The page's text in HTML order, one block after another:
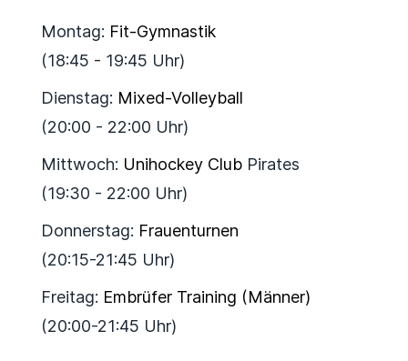
Montag: Fit-Gymnastik
(18:45 - 19:45 Uhr)
Dienstag: Mixed-Volleyball
(20:00 - 22:00 Uhr)
Mittwoch: Unihockey ClubPirates
(19:30 - 22:00 Uhr)
Donnerstag: Frauenturnen
(20:15-21:45 Uhr)
Freitag: Embrüfer Training (Männer)
(20:00-21:45 Uhr)